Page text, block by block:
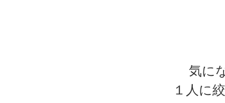
気に
１人に